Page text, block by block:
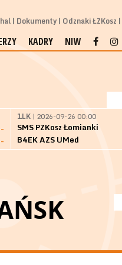
Dokumenty Odznaki ŁZKosz
KADRY NIW
1LK | 2026-09-26 00:00
SMS PZKosz Łomianki
B4EK AZS UMed